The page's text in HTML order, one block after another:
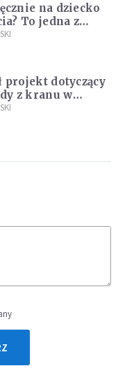
na dziecko
To jedna z
"Rozwój
projekt dotyczący
z kranu w